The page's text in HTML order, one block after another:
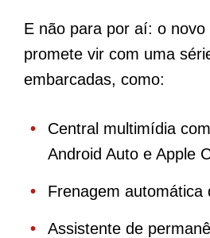
E não para por aí: o novo
promete vir com uma
embarcadas, como:
Central multimídia
Android Auto e Apple
Frenagem automática
Assistente de